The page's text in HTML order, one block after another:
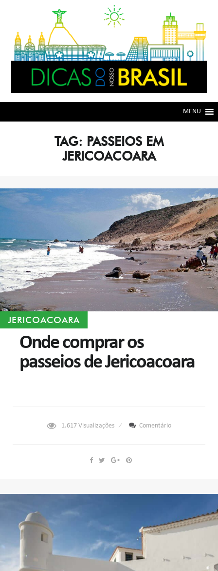
MENU
TAG: PASSEIOS EM
JERICOACOARA
JERICOACOARA
Onde comprar os
passeios de Jericoacoara
1.617 Visualizações Comentário